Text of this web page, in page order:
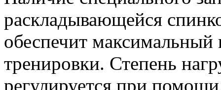
раскладывающейся
обеспечит
тренировки. Степень
регулируется при